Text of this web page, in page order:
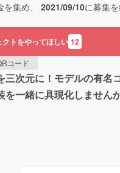
を集め、 2021/09/10に募集
クトをやってほしい 12
コード
次元に！モデルの有
一緒に具現化しません